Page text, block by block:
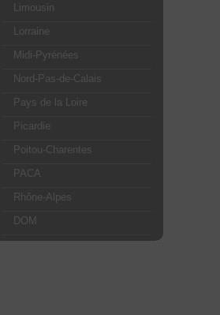
Limousin
Lorraine
Midi-Pyrénées
Nord-Pas-de-Calais
Pays de la Loire
Picardie
Poitou-Charentes
PACA
Rhône-Alpes
DOM